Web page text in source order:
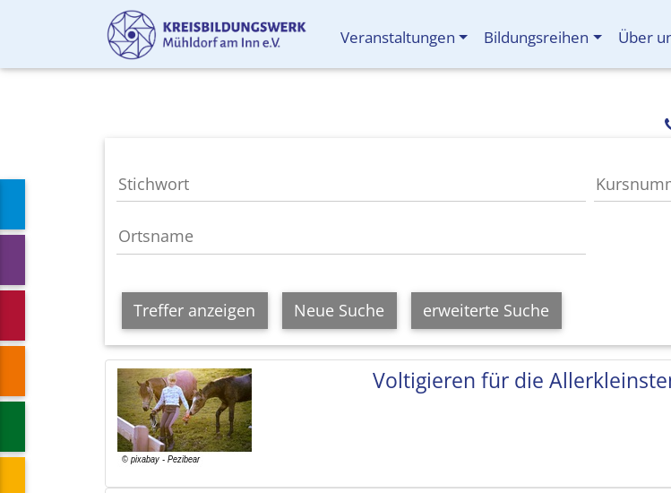
Veranstaltungen Bildungsreihen Über
Treffer anzeigen Neue Suche erweiterte Suche
Voltigieren für die